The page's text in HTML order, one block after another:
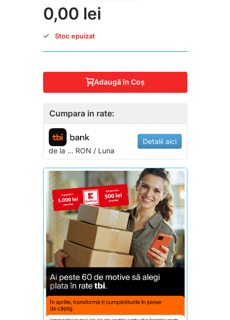
0,00 lei
Stoc epuizat
Adaugă în Coş
Cumpara in rate:
de la ... RON / Luna
Detalii aici